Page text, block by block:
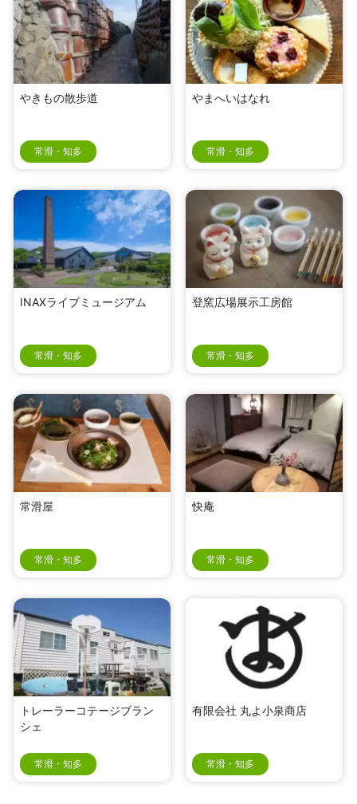
やきもの散歩道
常滑・知多
やまへいはなれ
常滑・知多
INAXライブミュージアム
常滑・知多
登窯広場展示工房館
常滑・知多
常滑屋
常滑・知多
快庵
常滑・知多
トレーラーコテージブラン
シェ
常滑・知多
有限会社 丸よ小泉商店
常滑・知多